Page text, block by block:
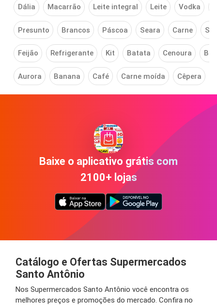
Dália Macarrão Leite integral Leite Vodka
Presunto Brancos Páscoa Seara Carne
Feijão Refrigerante Kit Batata Cenoura
Aurora Banana Café Carne moída Cêpera
Baixe o aplicativo grátis com
2100+ lojas
Catálogo e Ofertas Supermercados
Santo Antônio
Nos Supermercados Santo Antônio você encontra os
melhores preços e promoções do mercado. Confira no